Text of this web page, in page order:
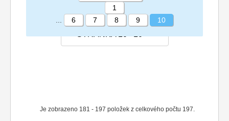
Je zobrazeno 181 - 197 položek z celkového počtu 197.
1
6 7 8 9 10